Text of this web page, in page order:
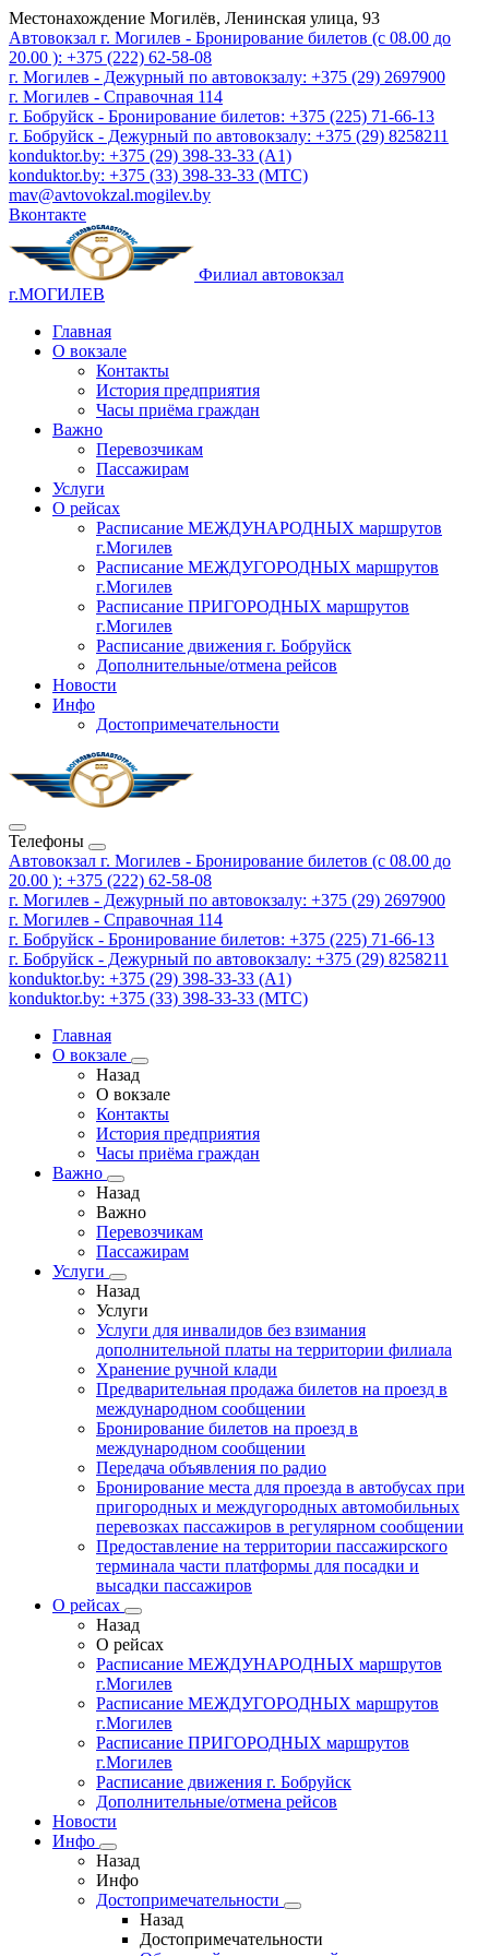
Местонахождение Могилёв, Ленинская улица, 93
Автовокзал г. Могилев - Бронирование билетов (с 08.00 до
20.00 ): +375 (222) 62-58-08
г. Могилев - Дежурный по автовокзалу: +375 (29) 2697900
г. Могилев - Справочная 114
г. Бобруйск - Бронирование билетов: +375 (225) 71-66-13
г. Бобруйск - Дежурный по автовокзалу: +375 (29) 8258211
konduktor.by: +375 (29) 398-33-33 (A1)
konduktor.by: +375 (33) 398-33-33 (МТС)
mav@avtovokzal.mogilev.by
Вконтакте
Филиал автовокзал
г.МОГИЛЕВ
Главная
О вокзале
Контакты
История предприятия
Часы приёма граждан
Важно
Перевозчикам
Пассажирам
Услуги
О рейсах
Расписание МЕЖДУНАРОДНЫХ маршрутов
г.Могилев
Расписание МЕЖДУГОРОДНЫХ маршрутов
г.Могилев
Расписание ПРИГОРОДНЫХ маршрутов
г.Могилев
Расписание движения г. Бобруйск
Дополнительные/отмена рейсов
Новости
Инфо
Достопримечательности
Телефоны
Автовокзал г. Могилев - Бронирование билетов (с 08.00 до
20.00 ): +375 (222) 62-58-08
г. Могилев - Дежурный по автовокзалу: +375 (29) 2697900
г. Могилев - Справочная 114
г. Бобруйск - Бронирование билетов: +375 (225) 71-66-13
г. Бобруйск - Дежурный по автовокзалу: +375 (29) 8258211
konduktor.by: +375 (29) 398-33-33 (A1)
konduktor.by: +375 (33) 398-33-33 (МТС)
Главная
О вокзале
Назад
О вокзале
Контакты
История предприятия
Часы приёма граждан
Важно
Назад
Важно
Перевозчикам
Пассажирам
Услуги
Назад
Услуги
Услуги для инвалидов без взимания
дополнительной платы на территории филиала
Хранение ручной клади
Предварительная продажа билетов на проезд в
международном сообщении
Бронирование билетов на проезд в
международном сообщении
Передача объявления по радио
Бронирование места для проезда в автобусах при
пригородных и междугородных автомобильных
перевозках пассажиров в регулярном сообщении
Предоставление на территории пассажирского
терминала части платформы для посадки и
высадки пассажиров
О рейсах
Назад
О рейсах
Расписание МЕЖДУНАРОДНЫХ маршрутов
г.Могилев
Расписание МЕЖДУГОРОДНЫХ маршрутов
г.Могилев
Расписание ПРИГОРОДНЫХ маршрутов
г.Могилев
Расписание движения г. Бобруйск
Дополнительные/отмена рейсов
Новости
Инфо
Назад
Инфо
Достопримечательности
Назад
Достопримечательности